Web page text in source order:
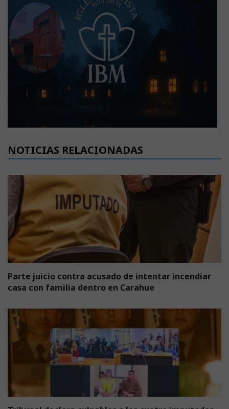
NOTICIAS RELACIONADAS
Parte juicio contra acusado de intentar incendiar
casa con familia dentro en Carahue